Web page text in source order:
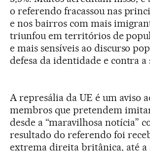
o referendo fracassou nas
e nos bairros com mais
triunfou em territórios de
e mais sensíveis ao discurso
defesa da identidade e contra a
A represália da UE é um aviso
membros que pretendem
desde a “maravilhosa notícia”
resultado do referendo foi
extrema direita britânica, até a